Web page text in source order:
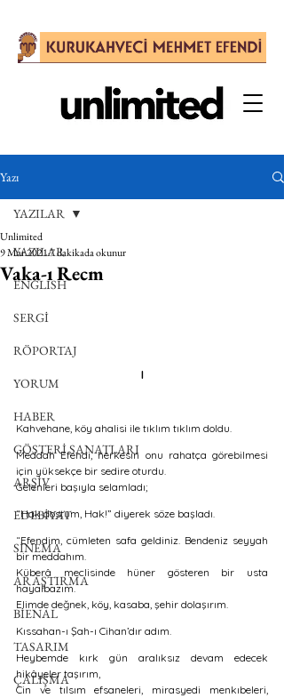
Yazı
YAZILAR
ENGLISH
SERGİ
RÖPORTAJ
YORUM
HABER
GÖSTERİ SANATLARI
ARŞİV
EDEBİYAT
SİNEMA
ARAŞTIRMA
BİENAL
TASARIM
ÇALIŞMA
YAZILAR
Vaka-ı Recm
Unlimited
9 Mar 20217 dakikada okunur
I
Kahvehane, köy ahalisi ile tıklım tıklım doldu.
Meddah Efendi, herkesin onu rahatça görebilmesi
için yüksekçe bir sedire oturdu.
Gelenleri başıyla selamladı;
“Hak dostum, Hak!” diyerek söze başladı.
“Efendim, cümleten safa geldiniz. Bendeniz seyyah
bir meddahım.
Küberâ meclisinde hüner gösteren bir usta
hayalbazım.
Elimde değnek, köy, kasaba, şehir dolaşırım.
Kıssahan-ı Şah-ı Cihan’dır adım.
Heybemde kırk gün aralıksız devam edecek
hikâyeler taşırım,
Cin ve tılsım efsaneleri, mirasyedi menkıbeleri,